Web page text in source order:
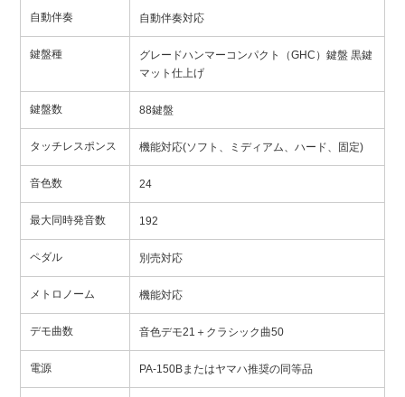
自動伴奏 自動伴奏対応
鍵盤種
グレードハンマーコンパクト（GHC）鍵盤 黒鍵
マット仕上げ
鍵盤数 88鍵盤
タッチレスポンス 機能対応(ソフト、ミディアム、ハード、固定)
音色数 24
最大同時発音数 192
ペダル 別売対応
メトロノーム 機能対応
デモ曲数 音色デモ21＋クラシック曲50
電源 PA-150Bまたはヤマハ推奨の同等品